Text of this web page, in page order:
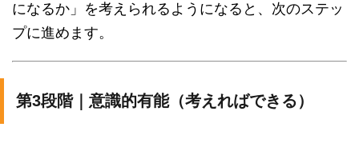
になるか」を考えられるようになると、次のステッ
プに進めます。
第3段階｜意識的有能（考えればできる）